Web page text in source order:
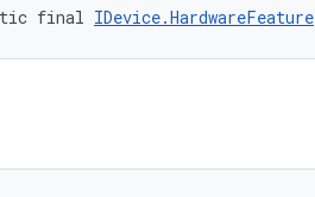
final IDevice.HardwareFeature